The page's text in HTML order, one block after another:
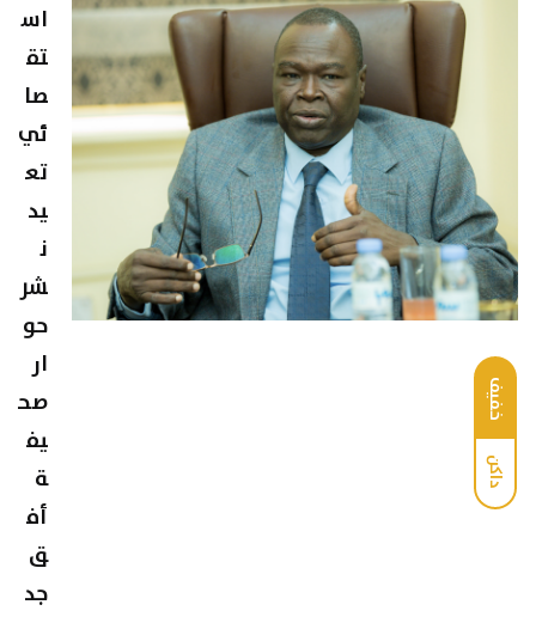
خفيف
داكن
اس
تق
صا
ئي
تع
يد
ن
شر
حو
ار
صح
يف
ة
أف
ق
جد